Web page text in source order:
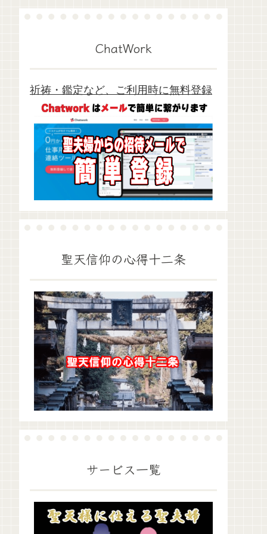
ChatWork
祈祷・鑑定など、ご利用時に無料登録
聖天信仰の心得十二条
サービス一覧